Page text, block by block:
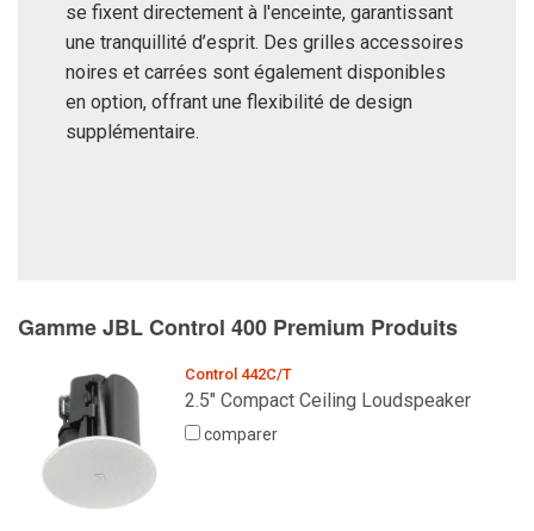
se fixent directement à l'enceinte, garantissant
une tranquillité d’esprit. Des grilles accessoires
noires et carrées sont également disponibles
en option, offrant une flexibilité de design
supplémentaire.
Gamme JBL Control 400 Premium Produits
Control 442C/T
2.5" Compact Ceiling Loudspeaker
comparer